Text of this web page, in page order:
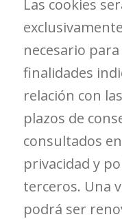
Las cookies
necesario
finalidades
relación con
plazos de
consultados
privacidad y
terceros. Una
podrá ser